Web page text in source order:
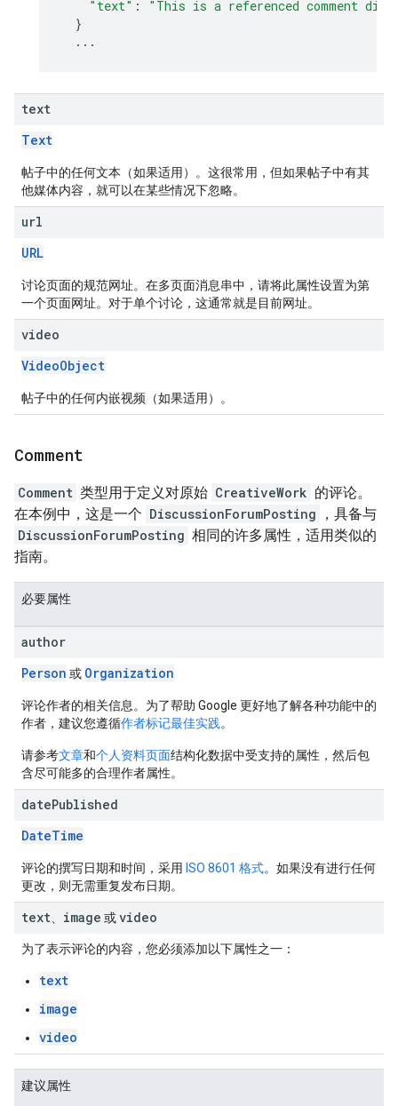
"text" :
"This is a referenced comment
}
...
text
Text
帖子中的任何文本（如果适用）。这很常用，但如果帖子中有其
他媒体内容，就可以在某些情况下忽略。
url
URL
讨论页面的规范网址。在多页面消息串中，请将此属性设置为第
一个页面网址。对于单个讨论，这通常就是目前网址。
video
VideoObject
帖子中的任何内嵌视频（如果适用）。
Comment
Comment 类型用于定义对原始 CreativeWork 的评论。
在本例中，这是一个 DiscussionForumPosting
，具备与
DiscussionForumPosting 相同的许多属性，适用类似的
指南。
必要属性
author
Person 或 Organization
评论作者的相关信息。为了帮助 Google 更好地了解各种功能中的
作者，建议您遵循作者标记最佳实践。
请参考文章和个人资料页面结构化数据中受支持的属性，然后包
含尽可能多的合理作者属性。
datePublished
DateTime
评论的撰写日期和时间，采用 ISO 8601 格式。如果没有进行任何
更改，则无需重复发布日期。
text image 或video
为了表示评论的内容，您必须添加以下属性之一：
text
image
video
建议属性